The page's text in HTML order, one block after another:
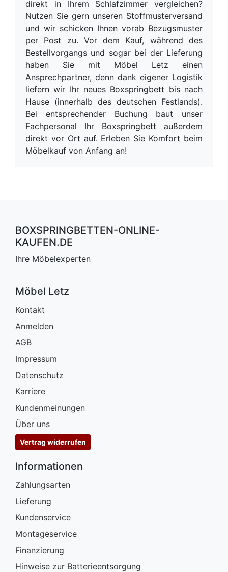
direkt in Ihrem Schlafzimmer vergleichen?
Nutzen Sie gern unseren Stoffmusterversand
und wir schicken Ihnen vorab Bezugsmuster
per Post zu. Vor dem Kauf, während des
Bestellvorgangs und sogar bei der Lieferung
haben Sie mit Möbel Letz einen
Ansprechpartner, denn dank eigener Logistik
liefern wir Ihr neues Boxspringbett bis nach
Hause (innerhalb des deutschen Festlands).
Bei entsprechender Buchung baut unser
Fachpersonal Ihr Boxspringbett außerdem
direkt vor Ort auf. Erleben Sie Komfort beim
Möbelkauf von Anfang an!
BOXSPRINGBETTEN-ONLINE-
KAUFEN.DE
Ihre Möbelexperten
Möbel Letz
Kontakt
Anmelden
AGB
Impressum
Datenschutz
Karriere
Kundenmeinungen
Über uns
Vertrag widerrufen
Informationen
Zahlungsarten
Lieferung
Kundenservice
Montageservice
Finanzierung
Hinweise zur Batterieentsorgung